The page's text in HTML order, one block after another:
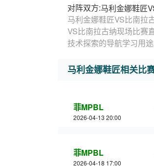
对阵双方:马利金娜鞋匠
马利金娜鞋匠VS比南拉
VS比南拉古纳现场比赛
技术探索的导航学习用途
马利金娜鞋匠相关比
菲MPBL
2026-04-13 20:00
菲MPBL
2026-04-18 17:00